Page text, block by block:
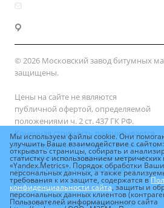
© 2026 Московский завод битумных
защищены.
Цены на сайте не являются
публичной офертой, определяемой
положениями ч. 2 ст. 437 ГК РФ.
Конечная стоимость рассчитывается
индивидуально, исходя из количества
заказываемых товаров, их наличия на
наших складах, способа и места
доставки.
Политика конфиденциальности
Мы используем файлы cookie. Они
улучшить Ваше взаимодействие с
открывать страницы, собирать и
статистку с использованием
«Yandex.Metrics». Порядок обработки
персональных данных, а также
требования к их защите, содержатся в
конфиденциальности сайта, защиты и
персональных данных клиентов
Пользователей информационного сайта